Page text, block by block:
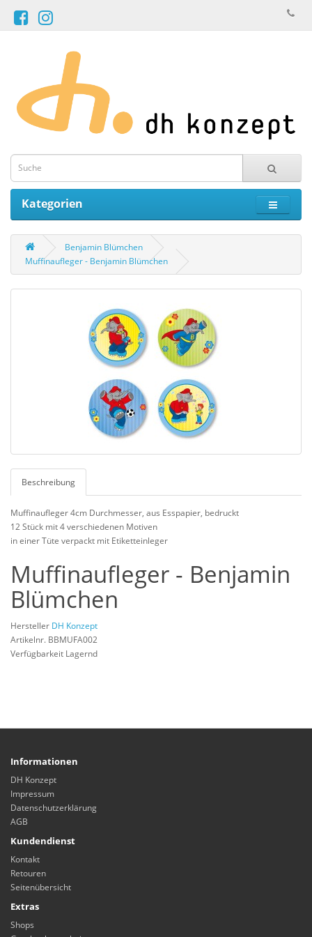
Kategorien
Benjamin Blümchen
Muffinaufleger - Benjamin Blümchen
Beschreibung
Muffinaufleger 4cm Durchmesser, aus Esspapier, bedruckt
12 Stück mit 4 verschiedenen Motiven
in einer Tüte verpackt mit Etiketteinleger
Muffinaufleger - Benjamin
Blümchen
Hersteller DH Konzept
Artikelnr. BBMUFA002
Verfügbarkeit Lagernd
Informationen
DH Konzept
Impressum
Datenschutzerklärung
AGB
Kundendienst
Kontakt
Retouren
Seitenübersicht
Extras
Shops